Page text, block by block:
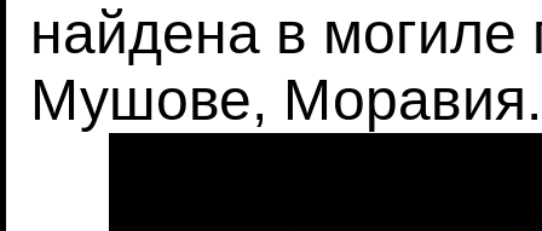
найдена в могиле
Мушове, Моравия.